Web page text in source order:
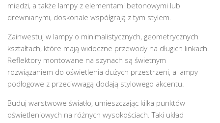
miedzi, a także lampy z elementami betonowymi lub
drewnianymi, doskonale współgrają z tym stylem.
Zainwestuj w lampy o minimalistycznych, geometrycznych
kształtach, które mają widoczne przewody na długich linkach.
Reflektory montowane na szynach są świetnym
rozwiązaniem do oświetlenia dużych przestrzeni, a lampy
podłogowe z przeciwwagą dodają stylowego akcentu.
Buduj warstwowe światło, umieszczając kilka punktów
oświetleniowych na różnych wysokościach. Taki układ